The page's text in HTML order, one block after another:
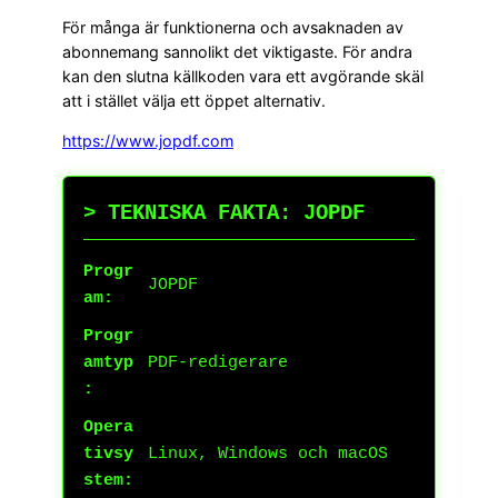
För många är funktionerna och avsaknaden av
abonnemang sannolikt det viktigaste. För andra
kan den slutna källkoden vara ett avgörande skäl
att i stället välja ett öppet alternativ.
https://www.jopdf.com
> TEKNISKA FAKTA: JOPDF
Progr
am:
JOPDF
Progr
amtyp
:
PDF-redigerare
Opera
tivsy
stem:
Linux, Windows och macOS